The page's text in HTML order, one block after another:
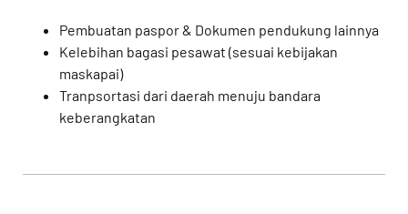
Pembuatan paspor & Dokumen pendukung lainnya
Kelebihan bagasi pesawat (sesuai kebijakan
maskapai)
Tranpsortasi dari daerah menuju bandara
keberangkatan